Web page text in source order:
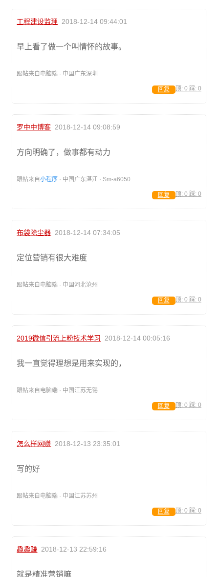
工程建设监理 2018-12-14 09:44:01
早上看了做一个叫情怀的故事。
跟帖来自电脑端 · 中国广东深圳
顶: 0 踩: 0
回复
罗中中博客 2018-12-14 09:08:59
方向明确了，做事都有动力
跟帖来自小程序 · 中国广东湛江 · Sm-a6050
顶: 0 踩: 0
回复
布袋除尘器 2018-12-14 07:34:05
定位营销有很大难度
跟帖来自电脑端 · 中国河北沧州
顶: 0 踩: 0
回复
2019微信引流上粉技术学习 2018-12-14 00:05:16
我一直觉得理想是用来实现的，
跟帖来自电脑端 · 中国江苏无锡
顶: 0 踩: 0
回复
怎么样网赚 2018-12-13 23:35:01
写的好
跟帖来自电脑端 · 中国江苏苏州
顶: 0 踩: 0
回复
趣趣赚 2018-12-13 22:59:16
就是精准营销嘛